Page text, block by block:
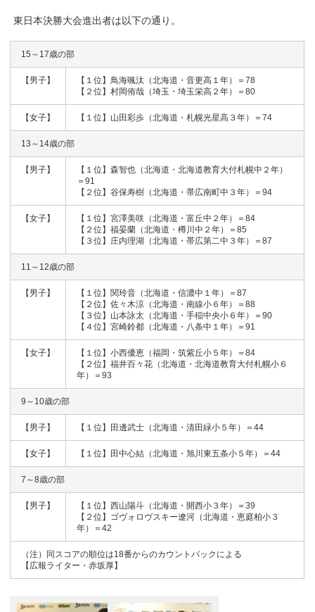
東日本決勝大会進出者は以下の通り。
15～17歳の部
【男子】
【１位】鳥海颯汰（北海道・音更高１年）＝78
【２位】村岡侑哉（埼玉・埼玉栄高２年）＝80
【女子】 【１位】山田彩歩（北海道・札幌光星高３年）＝74
13～14歳の部
【男子】
【１位】森智也（北海道・北海道教育大付札幌中２年）
＝91
【２位】谷保寿樹（北海道・帯広南町中３年）＝94
【女子】
【１位】宮澤美咲（北海道・富丘中２年）＝84
【２位】福晏蘭（北海道・樽川中２年）＝85
【３位】庄内理湖（北海道・帯広第二中３年）＝87
11～12歳の部
【男子】
【１位】関玲音（北海道・信濃中１年）＝87
【２位】佐々木涼（北海道・南線小６年）＝88
【３位】山本詠太（北海道・手稲中央小６年）＝90
【４位】宮崎鈴都（北海道・八条中１年）＝91
【女子】
【１位】小西優恵（福岡・筑紫丘小５年）＝84
【２位】福井百々花（北海道・北海道教育大付札幌小６
年）＝93
9～10歳の部
【男子】 【１位】田邊武士（北海道・清田緑小５年）＝44
【女子】 【１位】田中心結（北海道・旭川東五条小５年）＝44
7～8歳の部
【男子】
【１位】西山陽斗（北海道・開西小３年）＝39
【２位】ゴヴォロヴスキー遼河（北海道・恵庭柏小３
年）＝42
（注）同スコアの順位は18番からのカウントバックによる
【広報ライター・赤坂厚】